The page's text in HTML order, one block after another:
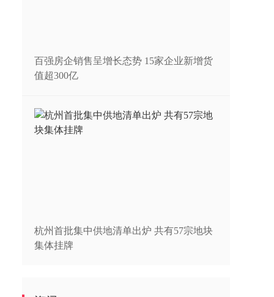
百强房企销售呈增长态势 15家企业新增货
值超300亿
杭州首批集中供地清单出炉 共有57宗地块
集体挂牌